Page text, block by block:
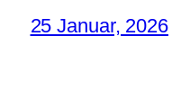
25 Januar, 2026